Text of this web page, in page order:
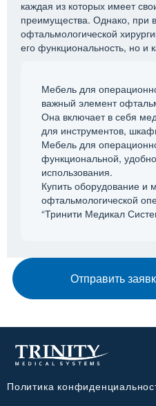
каждая из которых имеет
преимущества. Однако, при
офтальмологической
его функциональность, но и
Мебель для
важный элемент
Она включает в себя
для инструментов,
Мебель для
функциональной,
использования.
Купить оборудование и
офтальмологической
“Тринити Медикал
Отправить
Политика